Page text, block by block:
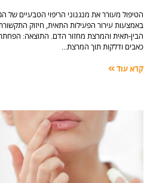
‬כאבים‭ ‬ודלקות‭ ‬תוך‭ ‬המרצת‭...
קרא עוד